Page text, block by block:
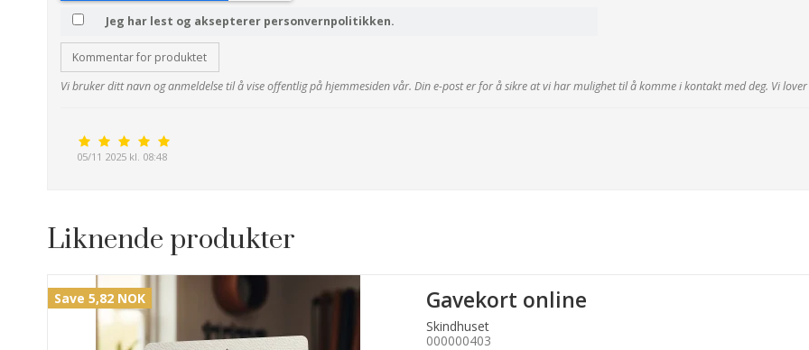
Jeg har lest og aksepterer personvernpolitikken.
Kommentar for produktet
Vi bruker ditt navn og anmeldelse til å vise offentlig på hjemmesiden vår. Din e-post er for å sikre at vi har mulighet til å komme i kontakt med deg. Vi
05/11 2025 kl. 08:48
Liknende produkter
Save 5,82 NOK Gavekort online
Skindhuset
000000403